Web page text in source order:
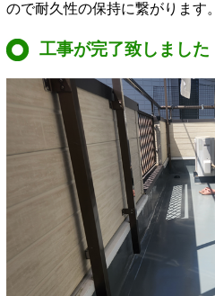
ので耐久性の保持に繋がります。
工事が完了致しました